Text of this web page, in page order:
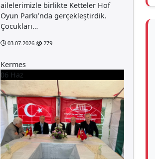
ailelerimizle birlikte Ketteler Hof
Oyun Parkı’nda gerçekleştirdik.
Çocukları…
03.07.2026 279
Kermes
06 Haz